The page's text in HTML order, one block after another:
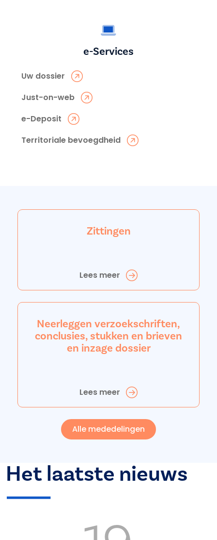
e-Services
Uw dossier
Just-on-web
e-Deposit
Territoriale bevoegdheid
Zittingen
Lees meer
Neerleggen verzoekschriften,
conclusies, stukken en brieven
en inzage dossier
Lees meer
Alle mededelingen
Het laatste nieuws